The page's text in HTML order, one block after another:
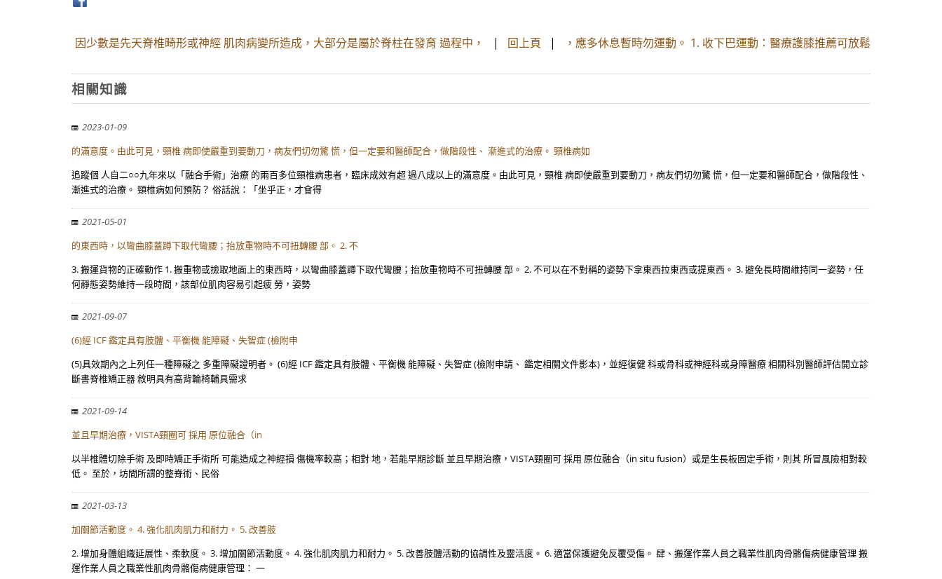
因少數是先天脊椎畸形或神經 肌肉病變所造成，大部分是屬於脊柱在發育 過程中， | 回上頁 | ，應多休息暫時勿運動。 1. 收下巴運動：醫療護膝推薦可放鬆
相關知識
2023-01-09
的滿意度。由此可見，頸椎 病即使嚴重到要動刀，病友們切勿驚 慌，但一定要和醫師配合，做階段性、 漸進式的治療。 頸椎病如
追蹤個 人自二○○九年來以「融合手術」治療 的兩百多位頸椎病患者，臨床成效有超 過八成以上的滿意度。由此可見，頸椎 病即使嚴重到要動刀，病友們切勿驚 慌，但一定要和醫師配合，做階段性、
漸進式的治療。 頸椎病如何預防？ 俗話說：「坐乎正，才會得
2021-05-01
的東西時，以彎曲膝蓋蹲下取代彎腰；抬放重物時不可扭轉腰 部。 2. 不
3. 搬運貨物的正確動作 1. 搬重物或撿取地面上的東西時，以彎曲膝蓋蹲下取代彎腰；抬放重物時不可扭轉腰 部。 2. 不可以在不對稱的姿勢下拿東西拉東西或提東西。 3. 避免長時間維持同一姿勢，任
何靜態姿勢維持一段時間，該部位肌肉容易引起疲 勞，姿勢
2021-09-07
(6)經 ICF 鑑定具有肢體、平衡機 能障礙、失智症 (檢附申
(5)具效期內之上列任一種障礙之 多重障礙證明者。 (6)經 ICF 鑑定具有肢體、平衡機 能障礙、失智症 (檢附申請、 鑑定相關文件影本)，並經復健 科或骨科或神經科或身障醫療 相關科別醫師評估開立診
斷書脊椎矯正器 敘明具有高背輪椅輔具需求
2021-09-14
並且早期治療，VISTA頸圈可 採用 原位融合（in
以半椎體切除手術 及即時矯正手術所 可能造成之神經損 傷機率較高；相對 地，若能早期診斷 並且早期治療，VISTA頸圈可 採用 原位融合（in situ fusion）或是生長板固定手術，則其 所冒風險相對較
低。 至於，坊間所謂的整脊術、民俗
2021-03-13
加關節活動度。 4. 強化肌肉肌力和耐力。 5. 改善肢
2. 增加身體組織延展性、柔軟度。 3. 增加關節活動度。 4. 強化肌肉肌力和耐力。 5. 改善肢體活動的協調性及靈活度。 6. 適當保護避免反覆受傷。 肆、搬運作業人員之職業性肌肉骨骼傷病健康管理 搬
運作業人員之職業性肌肉骨骼傷病健康管理： 一